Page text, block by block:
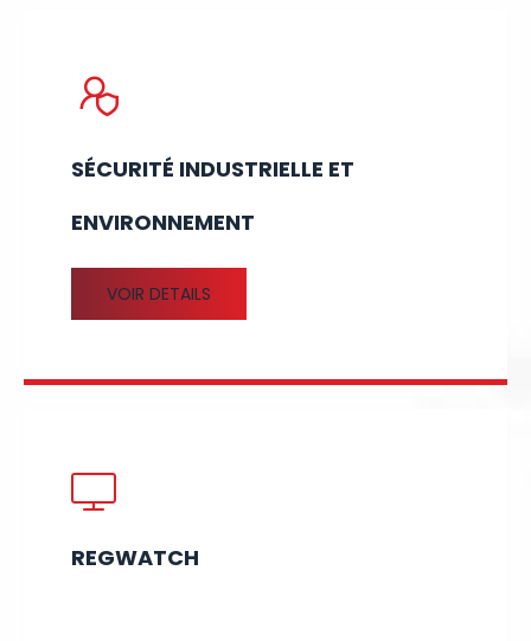
SÉCURITÉ INDUSTRIELLE ET
ENVIRONNEMENT
VOIR DETAILS
REGWATCH